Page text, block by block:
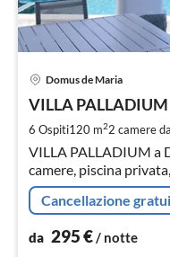
Domus de Maria
VILLA
6 Ospiti120 m22 camere
VILLA PALLADIUM a
camere, piscina
Cancellazione
da 295€/ notte